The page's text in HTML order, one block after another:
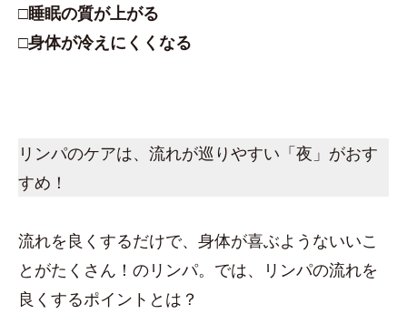
□睡眠の質が上がる
□身体が冷えにくくなる
リンパのケアは、流れが巡りやすい「夜」がおす
すめ！
流れを良くするだけで、身体が喜ぶようないいこ
とがたくさん！のリンパ。では、リンパの流れを
良くするポイントとは？